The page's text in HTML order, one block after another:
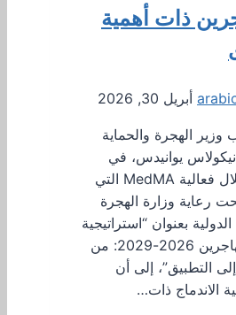
ذات أهمية
أبريل 30, 2026
وزير الهجرة والحماية
نيكولاس يوانيدس، في
كلمته خلال فعالية MedMA التي
رعاية وزارة الهجرة
بعنوان “استراتيجية
دمج المهاجرين 2026-2029: من
التطبيق”، إلى أن
الاندماج ذات…